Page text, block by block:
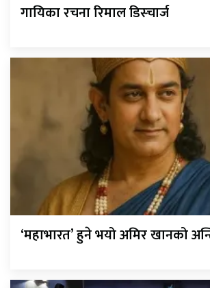
गायिका रचना रिमाल डिस्चार्ज
‘महाभारत’ हुने भयो अमिर खानको